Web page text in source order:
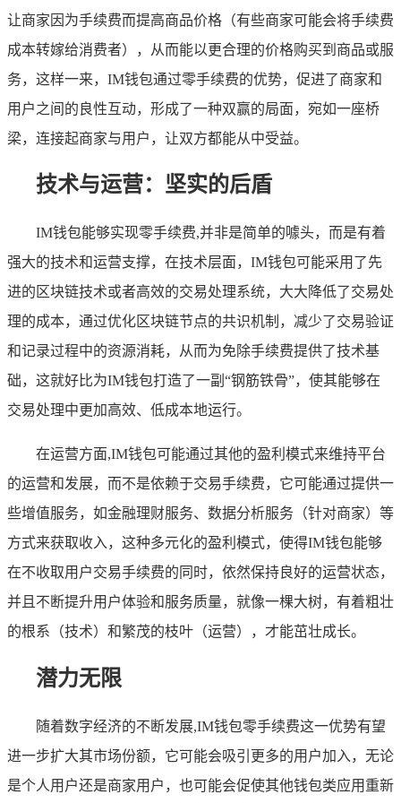
让商家因为手续费而提高商品价格（有些商家可能会将手续费
成本转嫁给消费者），从而能以更合理的价格购买到商品或服
务，这样一来，IM钱包通过零手续费的优势，促进了商家和
用户之间的良性互动，形成了一种双赢的局面，宛如一座桥
梁，连接起商家与用户，让双方都能从中受益。
技术与运营：坚实的后盾
IM钱包能够实现零手续费,并非是简单的噱头，而是有着
强大的技术和运营支撑，在技术层面，IM钱包可能采用了先
进的区块链技术或者高效的交易处理系统，大大降低了交易处
理的成本，通过优化区块链节点的共识机制，减少了交易验证
和记录过程中的资源消耗，从而为免除手续费提供了技术基
础，这就好比为IM钱包打造了一副“钢筋铁骨”，使其能够在
交易处理中更加高效、低成本地运行。
在运营方面,IM钱包可能通过其他的盈利模式来维持平台
的运营和发展，而不是依赖于交易手续费，它可能通过提供一
些增值服务，如金融理财服务、数据分析服务（针对商家）等
方式来获取收入，这种多元化的盈利模式，使得IM钱包能够
在不收取用户交易手续费的同时，依然保持良好的运营状态，
并且不断提升用户体验和服务质量，就像一棵大树，有着粗壮
的根系（技术）和繁茂的枝叶（运营），才能茁壮成长。
潜力无限
随着数字经济的不断发展,IM钱包零手续费这一优势有望
进一步扩大其市场份额，它可能会吸引更多的用户加入，无论
是个人用户还是商家用户，也可能会促使其他钱包类应用重新